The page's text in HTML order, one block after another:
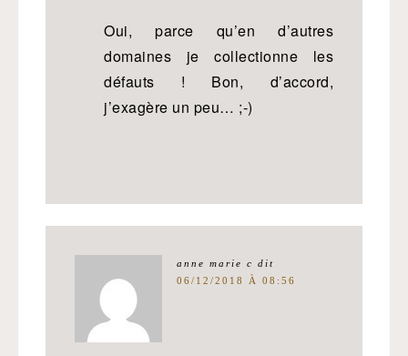
Oui, parce qu’en d’autres
domaines je collectionne les
défauts ! Bon, d’accord,
j’exagère un peu… ;-)
anne marie c dit
06/12/2018 À 08:56